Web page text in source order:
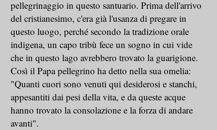
pellegrinaggio in questo santuario. Prima dell'arrivo
del cristianesimo, c'era già l'usanza di pregare in
questo luogo, perché secondo la tradizione orale
indigena, un capo tribù fece un sogno in cui vide
che in questo lago avrebbero trovato la guarigione.
Così il Papa pellegrino ha detto nella sua omelia:
"Quanti cuori sono venuti qui desiderosi e stanchi,
appesantiti dai pesi della vita, e da queste acque
hanno trovato la consolazione e la forza di andare
avanti".